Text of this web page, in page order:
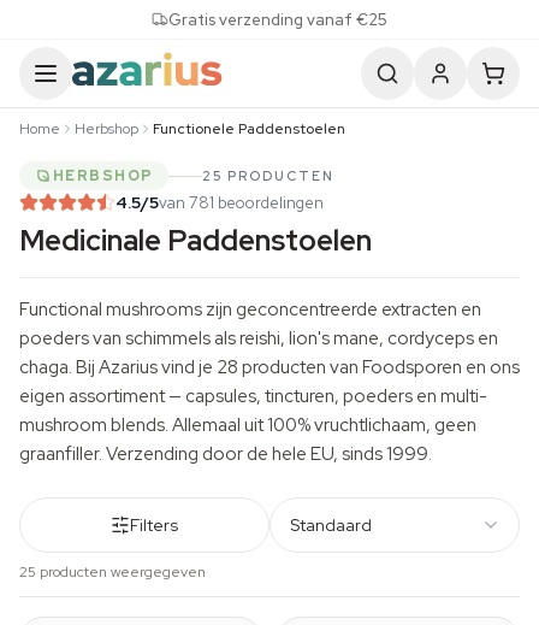
Gratis verzending vanaf €25
Home Herbshop Functionele Paddenstoelen
HERBSHOP 25 PRODUCTEN
4.5/5van 781 beoordelingen
Medicinale Paddenstoelen
Functional mushrooms zijn geconcentreerde extracten en
poeders van schimmels als reishi, lion's mane, cordyceps en
chaga. Bij Azarius vind je 28 producten van Foodsporen en ons
eigen assortiment — capsules, tincturen, poeders en multi-
mushroom blends. Allemaal uit 100% vruchtlichaam, geen
graanfiller. Verzending door de hele EU, sinds 1999.
Filters Standaard
25 producten weergegeven